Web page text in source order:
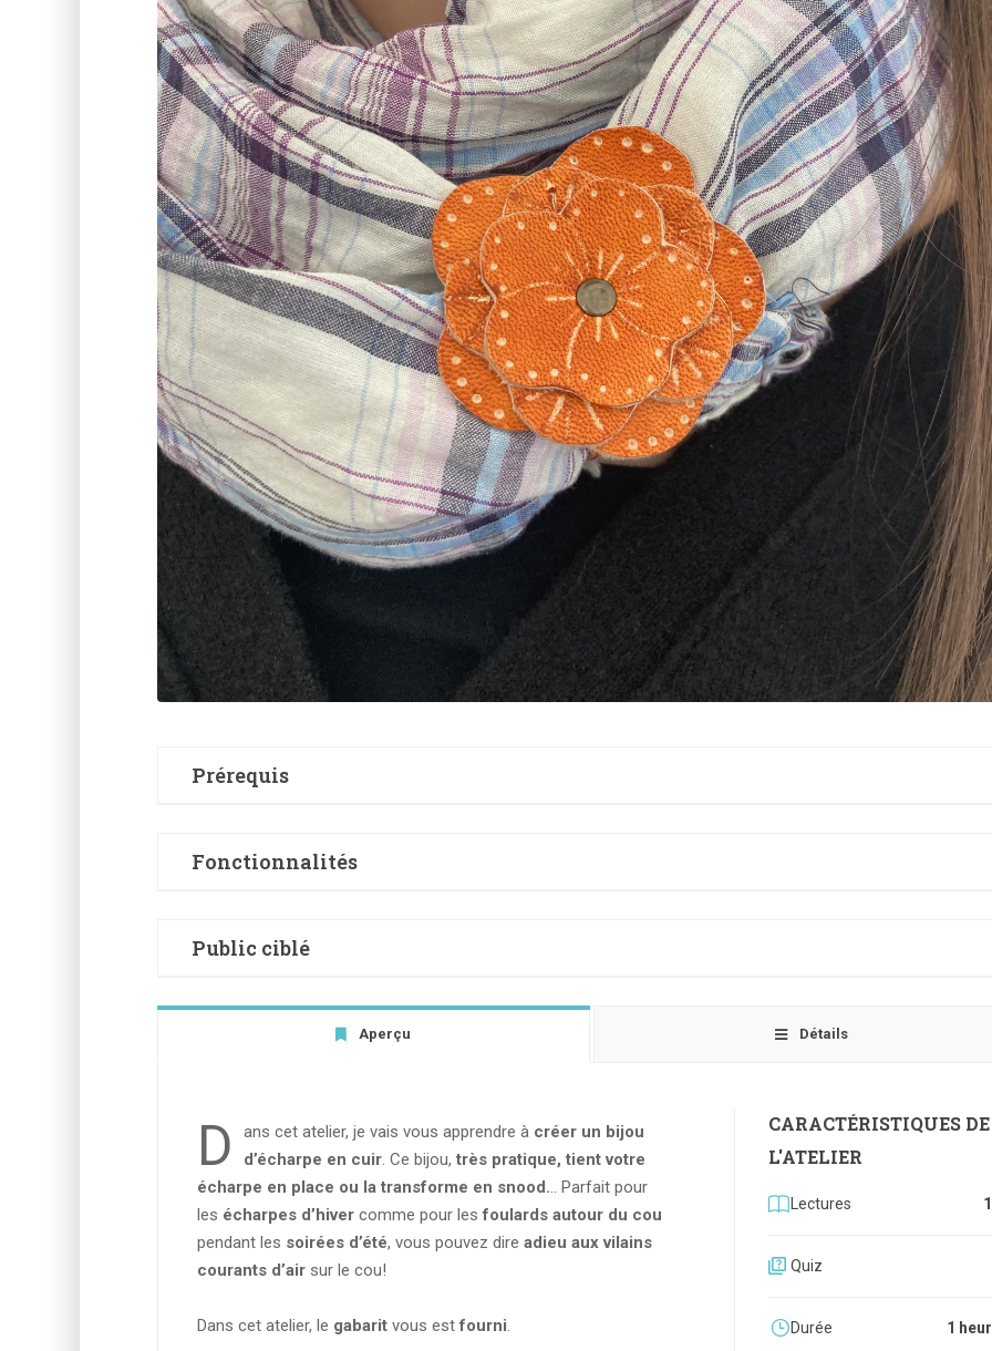
Prérequis
Fonctionnalités
Public ciblé
Débutant·e
Aperçu Détails
D ans cet atelier, je vais vous apprendre à créer un bijou
d’écharpe en cuir . Ce bijou, très pratique, tient votre
écharpe en place ou la transforme en snood. .. Parfait pour
les écharpes d’hiver comme pour lesfoulards autour du cou
pendant les soirées d’été, vous pouvez dire adieu aux vilains
courants d’air sur le cou!
Dans cet atelier, le gabarit vous estfourni
CARACTÉRISTIQUES DE
L'ATELIER
Lectures
Quiz
Durée 1